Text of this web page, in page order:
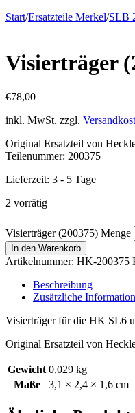
Start/Ersatzteile Merkel/SLB
Visierträger
€78,00
inkl. MwSt. zzgl.
Original Ersatzteil von
Teilenummer: 200375
Lieferzeit: 3 - 5 Tage
2 vorrätig
Visierträger (200375) Menge
In den Warenkorb
Artikelnummer: HK-200375
Beschreibung
Zusätzliche Information
Visierträger für die HK SL6
Original Ersatzteil von
Gewicht 0,029 kg
Maße
3,1 × 2,4 × 1,6 cm